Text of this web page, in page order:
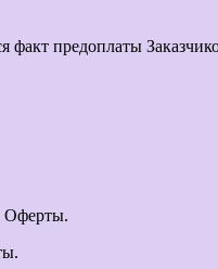
факт предоплаты
Оферты.